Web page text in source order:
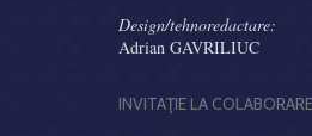
Design/tehnoredactare:
Adrian GAVRILIUC
INVITAŢIE LA COLABORARE